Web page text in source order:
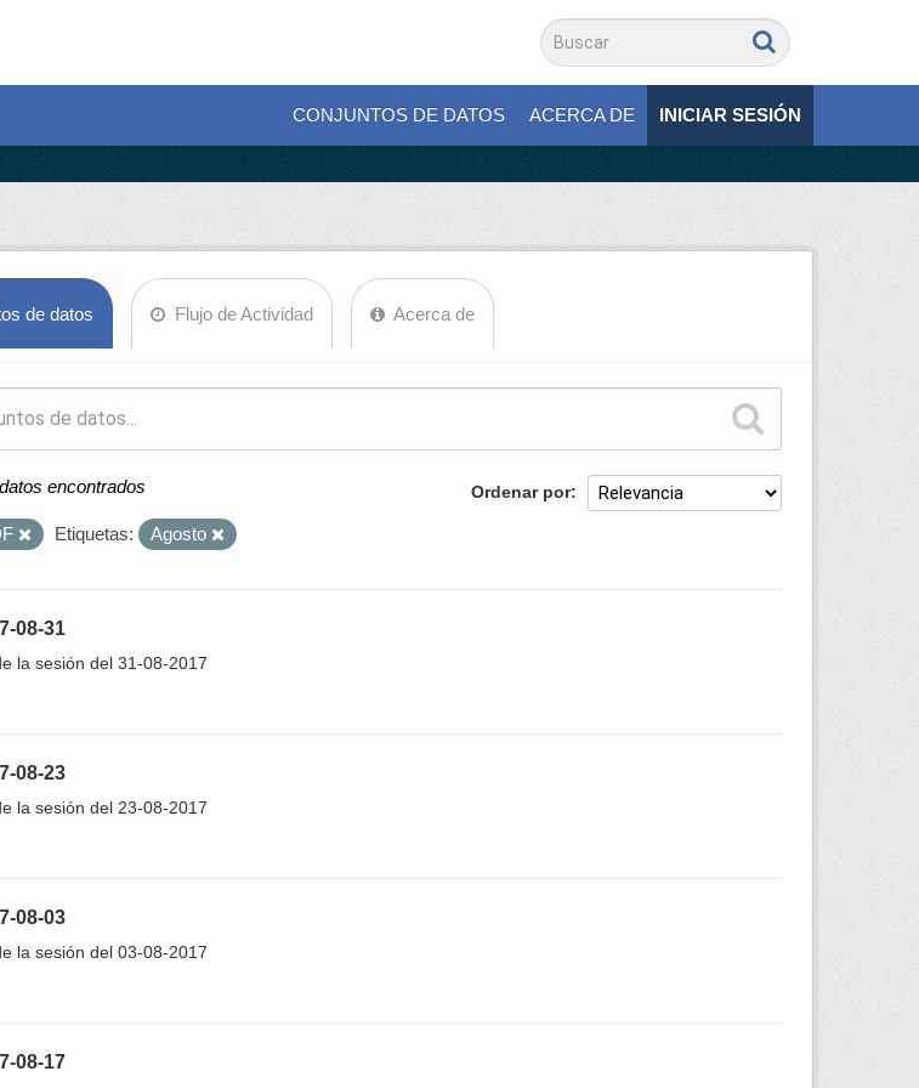
CONJUNTOS DE DATOS ACERCA DE INICIAR SESIÓN
de datos Flujo de Actividad Acerca de
Ordenar por
encontrados
Etiquetas: Agosto
08-31
la sesión del 31-08-2017
08-23
la sesión del 23-08-2017
08-03
la sesión del 03-08-2017
08-17